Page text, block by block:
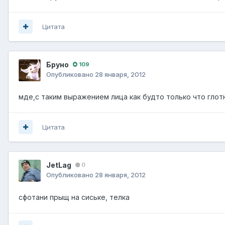
Цитата
Бруно 109
Опубликовано 28 января, 2012
мде,с таким выражением лица как будто только что
Цитата
JetLag 0
Опубликовано 28 января, 2012
сфотани прыщ на сиське, телка